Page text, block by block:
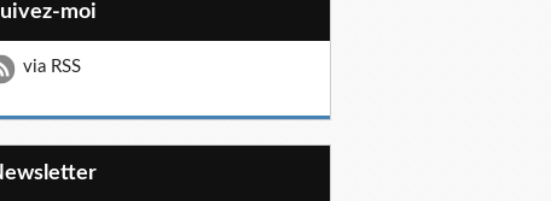
Suivez-moi
via RSS
Newsletter